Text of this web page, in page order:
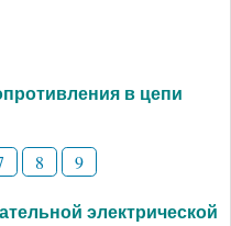
в цепи
8 9
электрической